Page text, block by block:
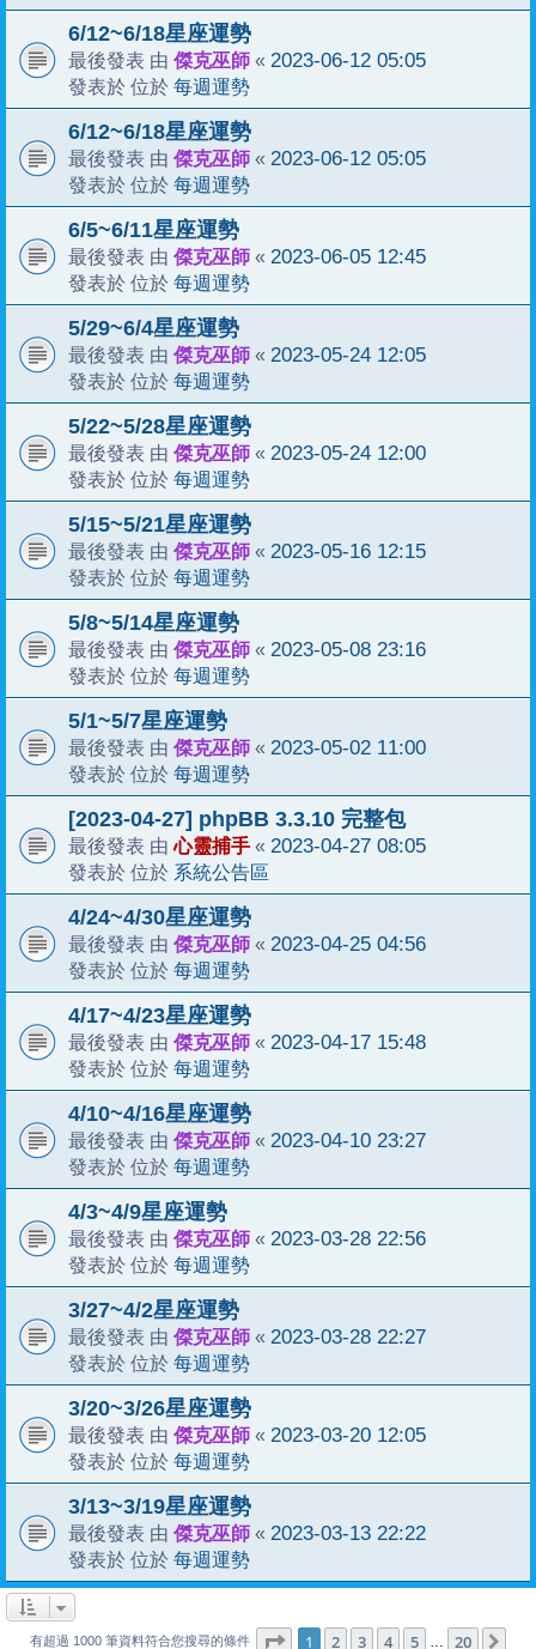
6/12~6/18星座運勢
最後發表 由 傑克巫師 « 2023-06-12 05:05
發表於 位於 每週運勢
6/12~6/18星座運勢
最後發表 由 傑克巫師 « 2023-06-12 05:05
發表於 位於 每週運勢
6/5~6/11星座運勢
最後發表 由 傑克巫師 « 2023-06-05 12:45
發表於 位於 每週運勢
5/29~6/4星座運勢
最後發表 由 傑克巫師 « 2023-05-24 12:05
發表於 位於 每週運勢
5/22~5/28星座運勢
最後發表 由 傑克巫師 « 2023-05-24 12:00
發表於 位於 每週運勢
5/15~5/21星座運勢
最後發表 由 傑克巫師 « 2023-05-16 12:15
發表於 位於 每週運勢
5/8~5/14星座運勢
最後發表 由 傑克巫師 « 2023-05-08 23:16
發表於 位於 每週運勢
5/1~5/7星座運勢
最後發表 由 傑克巫師 « 2023-05-02 11:00
發表於 位於 每週運勢
[2023-04-27] phpBB 3.3.10 完整包
最後發表 由心靈捕手 « 2023-04-27 08:05
發表於 位於 系統公告區
4/24~4/30星座運勢
最後發表 由 傑克巫師 « 2023-04-25 04:56
發表於 位於 每週運勢
4/17~4/23星座運勢
最後發表 由 傑克巫師 « 2023-04-17 15:48
發表於 位於 每週運勢
4/10~4/16星座運勢
最後發表 由 傑克巫師 « 2023-04-10 23:27
發表於 位於 每週運勢
4/3~4/9星座運勢
最後發表 由 傑克巫師 « 2023-03-28 22:56
發表於 位於 每週運勢
3/27~4/2星座運勢
最後發表 由 傑克巫師 « 2023-03-28 22:27
發表於 位於 每週運勢
3/20~3/26星座運勢
最後發表 由 傑克巫師 « 2023-03-20 12:05
發表於 位於 每週運勢
3/13~3/19星座運勢
最後發表 由 傑克巫師 « 2023-03-13 22:22
發表於 位於 每週運勢
有超過 1000 筆資料符合您搜尋的條件 第1 頁 (共 20頁)
1 2 3 4 5 20